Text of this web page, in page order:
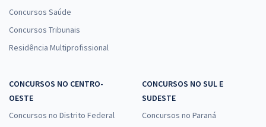
Concursos Saúde
Concursos Tribunais
Residência Multiprofissional
CONCURSOS NO CENTRO-
OESTE
Concursos no Distrito Federal
CONCURSOS NO SUL E
SUDESTE
Concursos no Paraná